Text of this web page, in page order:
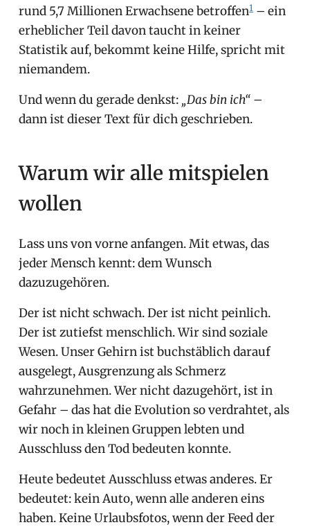
rund 5,7 Millionen Erwachsene betroffen1 – ein
erheblicher Teil davon taucht in keiner
Statistik auf, bekommt keine Hilfe, spricht mit
niemandem.
Und wenn du gerade denkst: „Das bin ich“ –
dann ist dieser Text für dich geschrieben.
Warum wir alle mitspielen
wollen
Lass uns von vorne anfangen. Mit etwas, das
jeder Mensch kennt: dem Wunsch
dazuzugehören.
Der ist nicht schwach. Der ist nicht peinlich.
Der ist zutiefst menschlich. Wir sind soziale
Wesen. Unser Gehirn ist buchstäblich darauf
ausgelegt, Ausgrenzung als Schmerz
wahrzunehmen. Wer nicht dazugehört, ist in
Gefahr – das hat die Evolution so verdrahtet, als
wir noch in kleinen Gruppen lebten und
Ausschluss den Tod bedeuten konnte.
Heute bedeutet Ausschluss etwas anderes. Er
bedeutet: kein Auto, wenn alle anderen eins
haben. Keine Urlaubsfotos, wenn der Feed der